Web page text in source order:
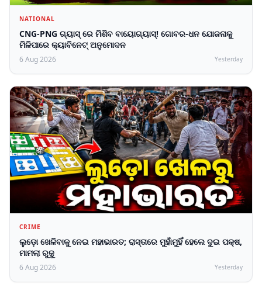
NATIONAL
CNG-PNG ଗ୍ୟାସ୍ ରେ ମିଶିବ ବାୟୋଗ୍ୟାସ୍! ଗୋବର-ଧନ ଯୋଜନାକୁ
ମିଳିପାରେ କ୍ୟାବିନେଟ୍ ଅନୁମୋଦନ
6 Aug 2026 Yesterday
CRIME
ଲୁଡ଼ୋ ଖେଳିବାକୁ ନେଇ ମହାଭାରତ; ରାସ୍ତାରେ ମୁହାଁମୁହିଁ ହେଲେ ଦୁଇ ପକ୍ଷ,
ମାମଲା ରୁଜୁ
6 Aug 2026 Yesterday